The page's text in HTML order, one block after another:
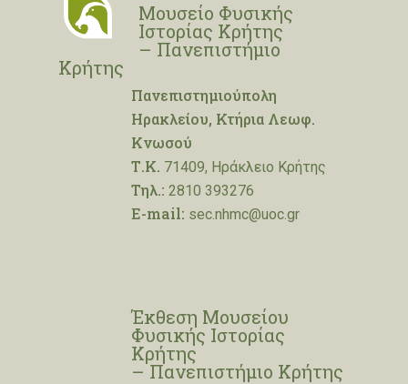
Μουσείο Φυσικής
Ιστορίας Κρήτης
– Πανεπιστήμιο
Κρήτης
Πανεπιστημιούπολη
Ηρακλείου, Κτήρια Λεωφ.
Κνωσού
Τ.Κ. 71409, Ηράκλειο Κρήτης
Τηλ.: 2810 393276
E-mail: sec.nhmc@uoc.gr
Έκθεση Μουσείου
Φυσικής Ιστορίας
Κρήτης
– Πανεπιστήμιο Κρήτης